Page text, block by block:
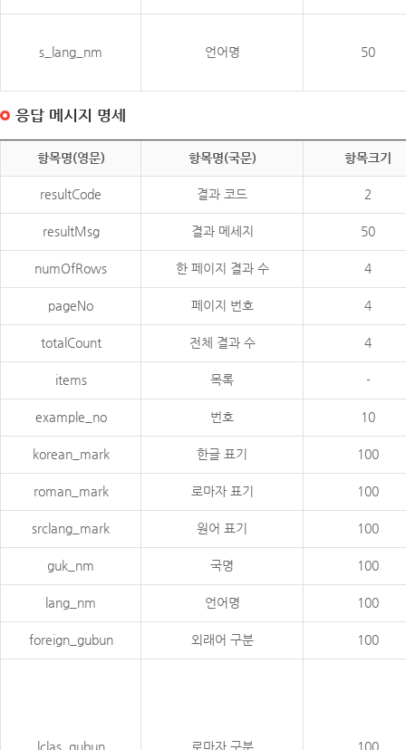
s_lang_nm 언어명 50
응답 메시지 명세
항목명(영문) 항목명(국문) 항목크기
resultCode 결과 코드 2
resultMsg 결과 메세지 50
numOfRows 한 페이지 결과 수 4
pageNo 페이지 번호 4
totalCount 전체 결과 수 4
items 목록 -
example_no 번호 10
korean_mark 한글 표기 100
roman_mark 로마자 표기 100
srclang_mark 원어 표기 100
guk_nm 국명 100
lang_nm 언어명 100
foreign_gubun 외래어 구분 100
lclas_gubun 로마자 구분 100